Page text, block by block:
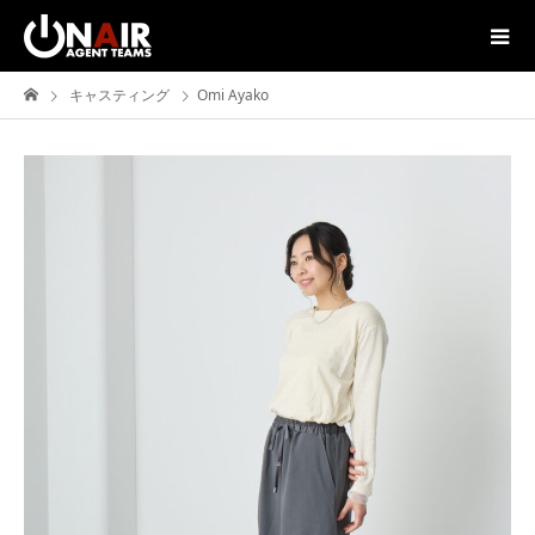
キャスティング Omi Ayako